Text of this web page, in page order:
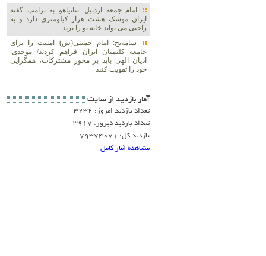
امام جمعه اردبیل: نتانیاهو به ترامپ گفته
ایران موشک هشت هزار کیلومتری دارد و به
راحتی می تواند خانه تو را بزند
سامه‌یح: امام خمینی(س) امنیت را برای
جامعه کلیمیان ایران فراهم کردند/ موحدی:
ادیان الهی باید بر محور مشترکات، همگرایی
خود را تقویت کنند
آمار بازديد از سايت
تعداد بازدید امروز: 3232
تعداد بازدید دیروز: 3917
بازدید کل: 79374071
مشاهده آمار کامل